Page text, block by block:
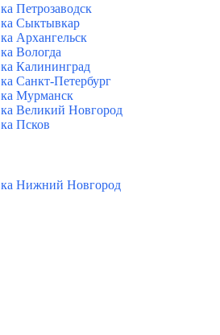
Петрозаводск
Сыктывкар
Архангельск
Вологда
Калининград
Санкт-Петербург
Мурманск
Великий Новгород
Псков
Нижний Новгород